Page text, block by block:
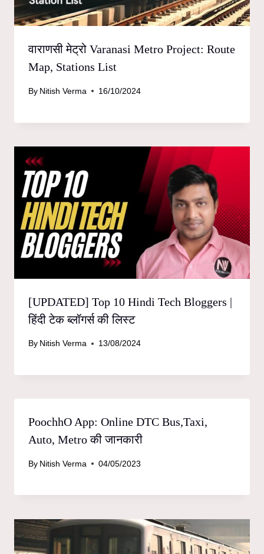
वाराणसी मेट्रो Varanasi Metro Project: Route
Map, Stations List
By Nitish Verma 16/10/2024
[UPDATED] Top 10 Hindi Tech Bloggers |
हिंदी टेक ब्लॉगर्स की लिस्ट
By Nitish Verma 13/08/2024
PoochhO App: Online DTC Bus,Taxi,
Auto, Metro की जानकारी
By Nitish Verma 04/05/2023